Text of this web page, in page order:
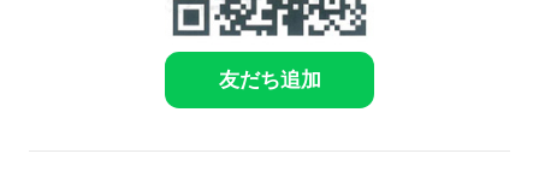
友だち追加